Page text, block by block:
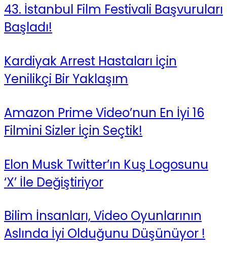
43. İstanbul Film Festivali Başvuruları
Başladı!
Kardiyak Arrest Hastaları İçin
Yenilikçi Bir Yaklaşım
Amazon Prime Video’nun En İyi 16
Filmini Sizler İçin Seçtik!
Elon Musk Twitter’ın Kuş Logosunu
‘X’ İle Değiştiriyor
Bilim İnsanları, Video Oyunlarının
Aslında İyi Olduğunu Düşünüyor !